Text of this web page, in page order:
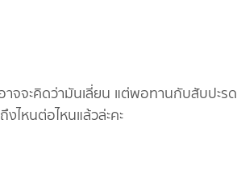
าจจะคิดว่ามันเลี่ยน แต่พอทานกับสับปะรด
ไหนต่อไหนแล้วล่ะคะ